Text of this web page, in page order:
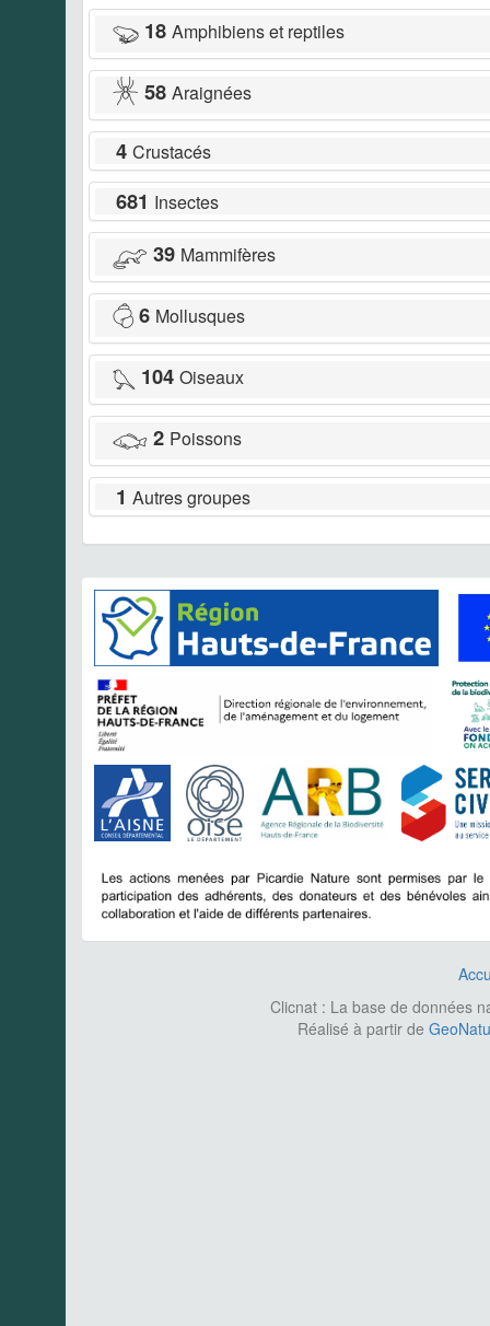
18 Amphibiens et reptiles
58 Araignées
4 Crustacés
681 Insectes
39 Mammifères
6 Mollusques
104 Oiseaux
2 Poissons
1 Autres groupes
Clicnat : La base de données
Réalisé à partir de